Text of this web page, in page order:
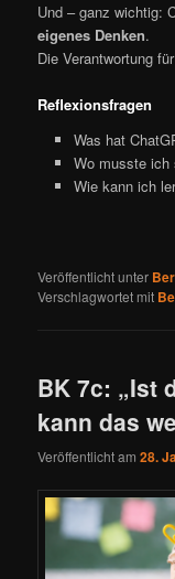
Und – ganz wichtig:
eigenes Denken.
Die Verantwortung
Reflexionsfragen
Was hat
Wo musste ich
Wie kann ich
Veröffentlicht unter
Verschlagwortet mit
BK 7c: „Ist
kann das
Veröffentlicht am28.